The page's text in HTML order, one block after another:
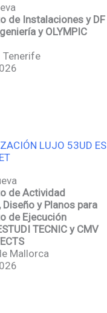
de Instalaciones y DF
y OLYMPIC
LUJO 53UD ES
de Actividad
Diseño y Planos para
de Ejecución
TECNIC y CMV
Mallorca